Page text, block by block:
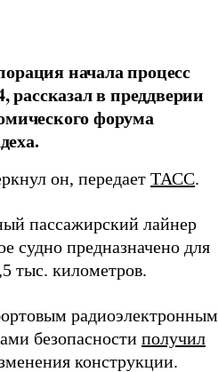
начала процесс
рассказал в преддверии
форума
он, передает ТАСС.
пассажирский лайнер
судно предназначено для
тыс. километров.
радиоэлектронным
безопасности получил
конструкции.